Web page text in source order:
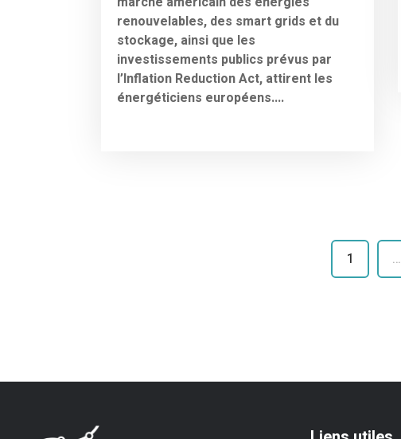
renouvelables, des smart grids et du
stockage, ainsi que les
investissements publics prévus par
l’Inflation Reduction Act, attirent les
énergéticiens européens....
1 …